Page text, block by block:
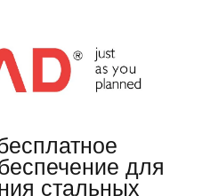
для
стальных